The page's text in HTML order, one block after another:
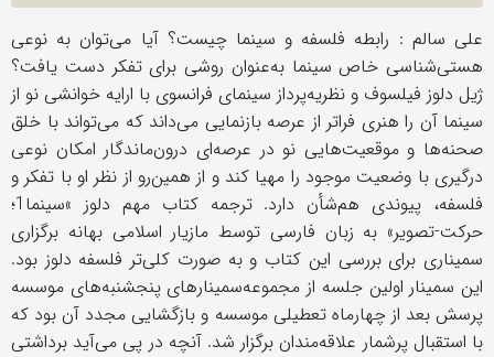
علی سالم : رابطه فلسفه و سینما چیست؟ آیا می‌توان به نوعی
هستی‌شناسی خاص سینما به‌عنوان روشی برای تفکر دست یافت؟
ژیل دلوز فیلسوف و نظریه‌پرداز سینمای فرانسوی با ارایه خوانشی نو از
سینما آن را هنری فراتر از عرصه بازنمایی می‌داند که می‌تواند با خلق
صحنه‌ها و موقعیت‌هایی نو در عرصه‌ای درون‌ماندگار امکان نوعی
درگیری با وضعیت موجود را مهیا کند و از همین‌رو از نظر او با تفکر و
فلسفه، پیوندی هم‌شأن دارد. ترجمه کتاب مهم دلوز «
سینما1؛
حرکت-تصویر» به زبان فارسی توسط مازیار اسلامی بهانه برگزاری
سمیناری برای بررسی این کتاب و به صورت کلی‌تر فلسفه دلوز بود.
این سمینار اولین جلسه از مجموعه‌سمینارهای پنجشنبه‌های موسسه
پرسش بعد از چهارماه تعطیلی موسسه و بازگشایی مجدد آن بود که
با استقبال پرشمار علاقه‌مندان برگزار شد. آنچه در پی می‌آید برداشتی